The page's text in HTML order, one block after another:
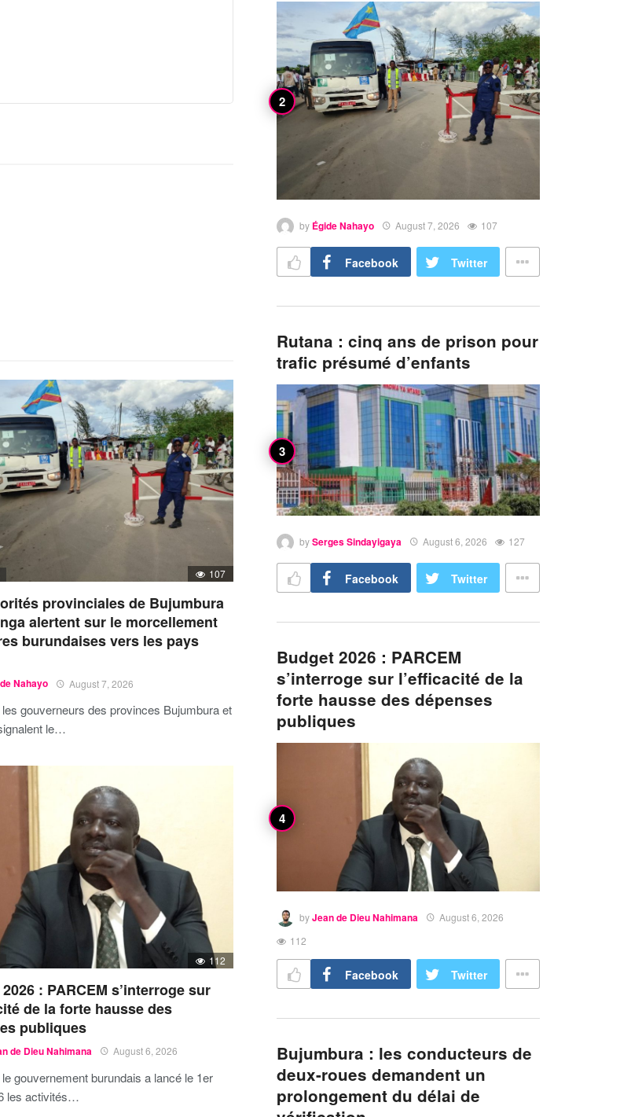
107
provinciales de Bujumbura
alertent sur le morcellement
burundaises vers les pays
Nahayo August 7, 2026
gouverneurs des provinces Bujumbura et
le…
112
: PARCEM s’interroge sur
de la forte hausse des
publiques
de Dieu Nahimana August 6, 2026
gouvernement burundais a lancé le 1er
les activités…
by Égide Nahayo August 7, 2026 107
Facebook Twitter
Rutana : cinq ans de prison pour
trafic présumé d’enfants
bySerges Sindayigaya August 6, 2026 127
Facebook Twitter
Budget 2026 : PARCEM
s’interroge sur l’efficacité de la
forte hausse des dépenses
publiques
byJean de Dieu Nahimana
August 6, 2026
112
Facebook Twitter
Bujumbura : les conducteurs de
deux-roues demandent un
prolongement du délai de